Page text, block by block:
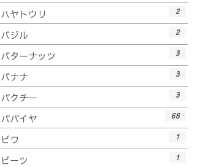
ハヤトウリ 2
バジル 2
バターナッツ 3
バナナ 3
パクチー 3
パパイヤ 68
ビワ 1
ビーツ 1